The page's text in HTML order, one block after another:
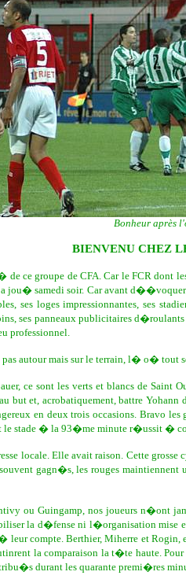
Bonheur après
BIENVENU CHEZ
ce groupe de CFA. Car le FCR dont
jou� samedi soir. Car avant
ses loges impressionnantes, ses
ses panneaux publicitaires
professionnel.
autour mais sur le terrain, l� o� tout
ce sont les verts et blancs de
but et, acrobatiquement, battre
en deux trois occasions. Bravo
stade � la 93�me minute r�ussit �
Elle avait raison. Cette
gagn�s, les rouges maintiennent
ou Guingamp, nos joueurs n�ont
la d�fense ni l�organisation mise
leur compte. Berthier, Miherre et
la comparaison la t�te haute.
durant les quarante premi�res